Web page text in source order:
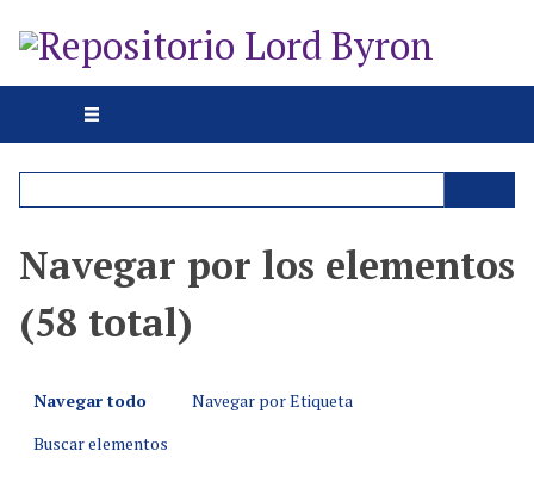
Navegar por los elementos
(58 total)
Navegar todo
Navegar por Etiqueta
Buscar elementos